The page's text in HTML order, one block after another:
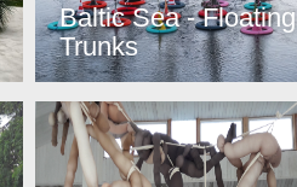
Baltic Sea - Floating
Trunks